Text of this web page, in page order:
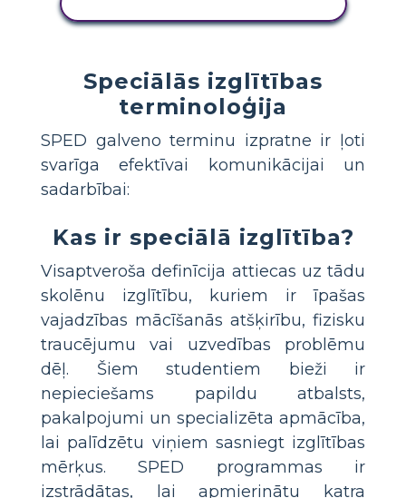
Speciālās izglītības
terminoloģija
SPED galveno terminu izpratne ir ļoti
svarīga efektīvai komunikācijai un
sadarbībai:
Kas ir speciālā izglītība?
Visaptveroša definīcija attiecas uz tādu
skolēnu izglītību, kuriem ir īpašas
vajadzības mācīšanās atšķirību, fizisku
traucējumu vai uzvedības problēmu
dēļ. Šiem studentiem bieži ir
nepieciešams papildu atbalsts,
pakalpojumi un specializēta apmācība,
lai palīdzētu viņiem sasniegt izglītības
mērķus. SPED programmas ir
izstrādātas, lai apmierinātu katra